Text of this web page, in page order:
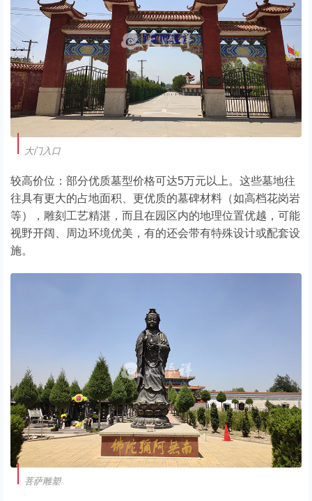
大门入口
较高价位：部分优质墓型价格可达5万元以上。这些墓地往
往具有更大的占地面积、更优质的墓碑材料（如高档花岗岩
等），雕刻工艺精湛，而且在园区内的地理位置优越，可能
视野开阔、周边环境优美，有的还会带有特殊设计或配套设
施。
菩萨雕塑